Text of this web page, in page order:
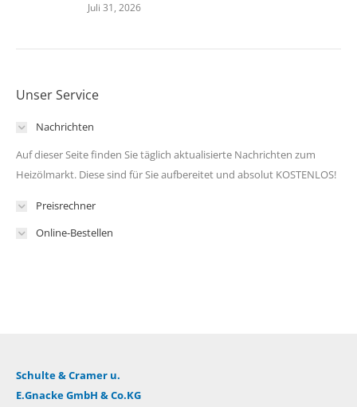
Juli 31, 2026
Unser Service
Nachrichten
Auf dieser Seite finden Sie täglich aktualisierte Nachrichten zum
Heizölmarkt. Diese sind für Sie aufbereitet und absolut KOSTENLOS!
Preisrechner
Online-Bestellen
Schulte & Cramer u.
E.Gnacke GmbH & Co.KG